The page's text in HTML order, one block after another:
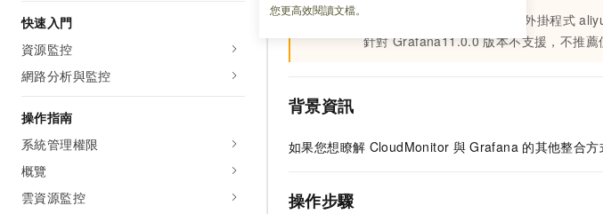
您更高效閱讀文檔。
快速入門
資源監控
網路分析與監控
操作指南
系統管理權限
概覽
雲資源監控
重要 資料來源服務外掛程式
針對 Grafana11.0.0 版本不支援，不推
背景資訊
如果您想瞭解 CloudMonitor 與 Grafana 的其他整合
操作步驟